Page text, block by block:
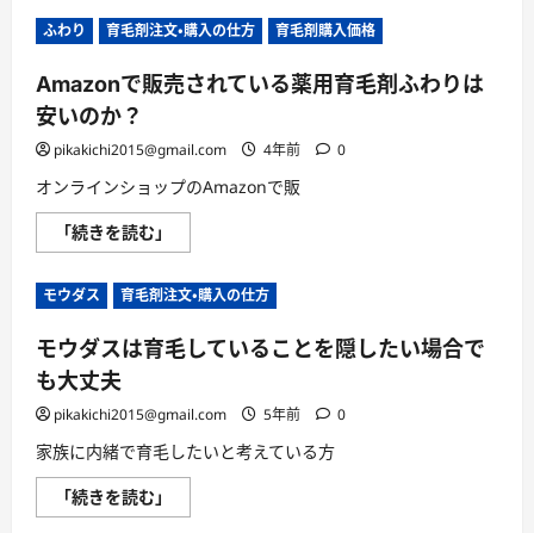
に
つ
い
て
さ
ら
む
毛
剤
ふ
り
の
い
利
用
で
る
済
手
段
は？
に
つ
さ
に
読
む
ふわり 育毛剤注文・購入の仕方 育毛剤購入価格
Amazonで販売されている薬用育毛剤ふわりは
安いのか？
pikakichi2015@gmail.com 4年前 0
オンラインショップのAmazonで販
「続きを読む」
で
売
さ
れ
い
る
育
剤
ふ
わ
は
モウダス 育毛剤注文・購入の仕方
モウダスは育毛していることを隠したい場合で
も大丈夫
pikakichi2015@gmail.com 5年前 0
家族に内緒で育毛したいと考えている方
「続きを読む」
ウ